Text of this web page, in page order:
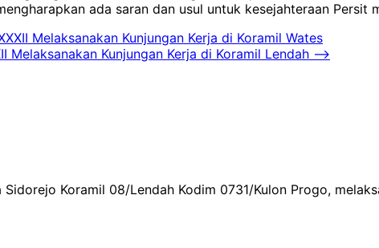
ada saran dan usul untuk kesejahteraan Persit
Melaksanakan Kunjungan Kerja di Koramil Wates
Melaksanakan Kunjungan Kerja di Koramil Lendah ⟶
Sidorejo Koramil 08/Lendah Kodim 0731/Kulon Progo,